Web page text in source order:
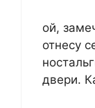
ой,
отнесу
двери.